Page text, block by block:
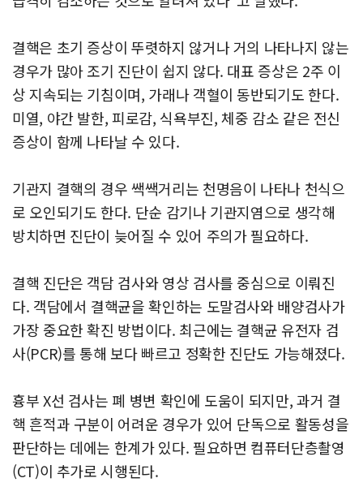
결핵은 초기 증상이 뚜렷하지 않거나 거의 나타나지 않는
경우가 많아 조기 진단이 쉽지 않다. 대표 증상은 2주 이
상 지속되는 기침이며, 가래나 객혈이 동반되기도 한다.
미열, 야간 발한, 피로감, 식욕부진, 체중 감소 같은 전신
증상이 함께 나타날 수 있다.
기관지 결핵의 경우 쌕쌕거리는 천명음이 나타나 천식으
로 오인되기도 한다. 단순 감기나 기관지염으로 생각해
방치하면 진단이 늦어질 수 있어 주의가 필요하다.
결핵 진단은 객담 검사와 영상 검사를 중심으로 이뤄진
다. 객담에서 결핵균을 확인하는 도말검사와 배양검사가
가장 중요한 확진 방법이다. 최근에는 결핵균 유전자 검
사(PCR)를 통해 보다 빠르고 정확한 진단도 가능해졌다.
흉부 X선 검사는 폐 병변 확인에 도움이 되지만, 과거 결
핵 흔적과 구분이 어려운 경우가 있어 단독으로 활동성을
판단하는 데에는 한계가 있다. 필요하면 컴퓨터단층촬영
(CT)이 추가로 시행된다.